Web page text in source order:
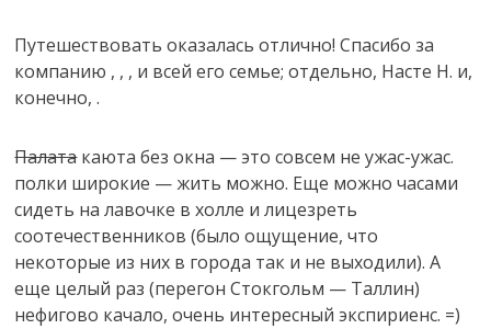
Путешествовать оказалась отлично! Спасибо за
компанию , , , и всей его семье; отдельно, Насте Н. и,
конечно,.
Палатакаюта без окна — это совсем не ужас-ужас.
полки широкие — жить можно. Еще можно часами
сидеть на лавочке в холле и лицезреть
соотечественников (было ощущение, что
некоторые из них в города так и не выходили). А
еще целый раз (перегон Стокгольм — Таллин)
нефигово качало, очень интересный экспириенс. =)